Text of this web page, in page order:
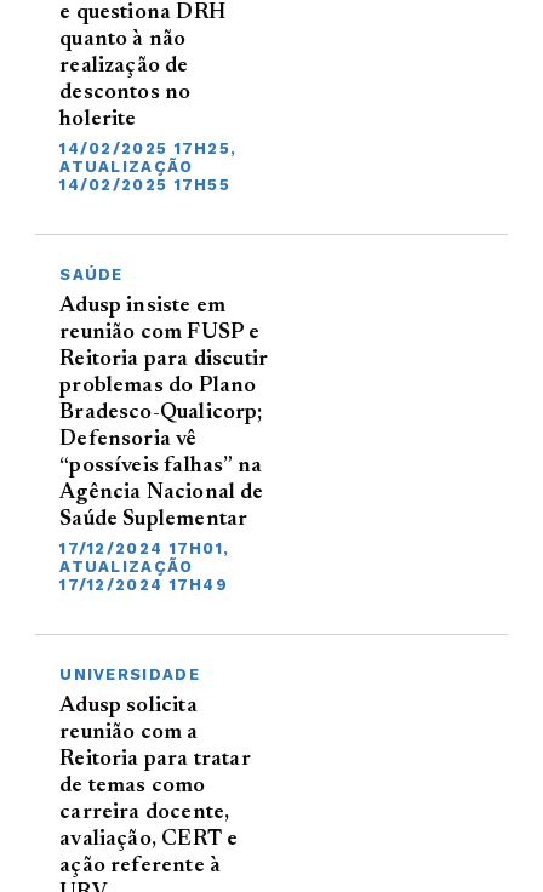
e questiona DRH
quanto à não
realização de
descontos no
holerite
14/02/2025 17H25,
ATUALIZAÇÃO
14/02/2025 17H55
SAÚDE
Adusp insiste em
reunião com FUSP e
Reitoria para discutir
problemas do Plano
Bradesco-Qualicorp;
Defensoria vê
“possíveis falhas” na
Agência Nacional de
Saúde Suplementar
17/12/2024 17H01,
ATUALIZAÇÃO
17/12/2024 17H49
UNIVERSIDADE
Adusp solicita
reunião com a
Reitoria para tratar
de temas como
carreira docente,
avaliação, CERT e
ação referente à